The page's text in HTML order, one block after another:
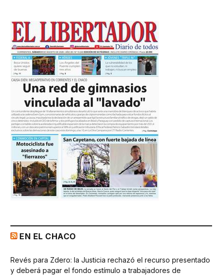
EN EL CHACO
Revés para Zdero: la Justicia rechazó el recurso presentado
y deberá pagar el fondo estímulo a trabajadores de